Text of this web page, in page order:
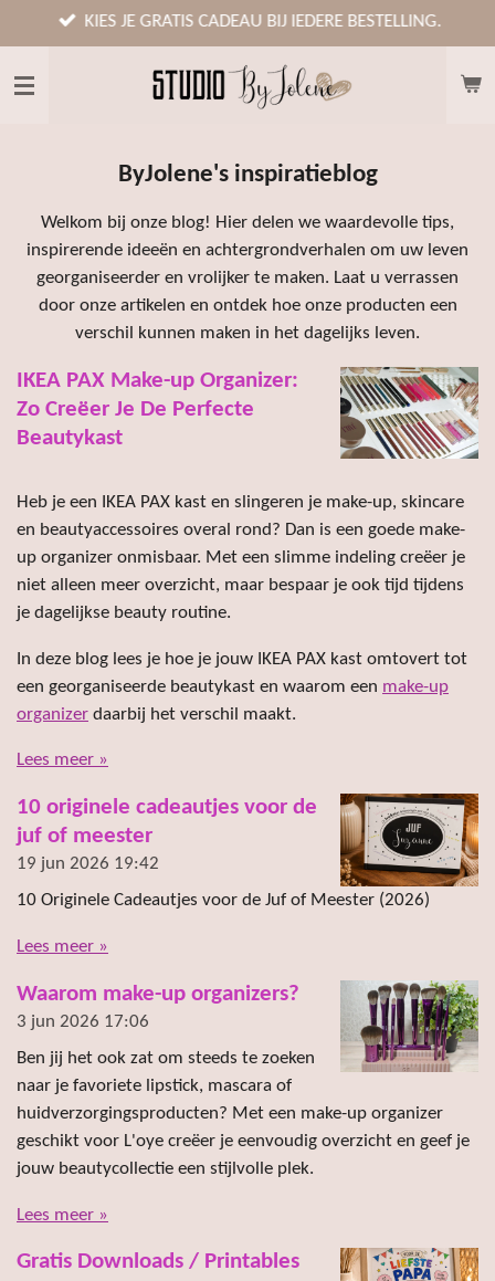
direct
naar
KIES JE GRATIS CADEAU BIJ IEDERE BESTELLING.
ByJolene's inspiratieblog
Welkom bij onze blog! Hier delen we waardevolle tips,
inspirerende ideeën en achtergrondverhalen om uw leven
georganiseerder en vrolijker te maken. Laat u verrassen
door onze artikelen en ontdek hoe onze producten een
verschil kunnen maken in het dagelijks leven.
IKEA PAX Make-up Organizer:
Zo Creëer Je De Perfecte
Beautykast
Heb je een IKEA PAX kast en slingeren je make-up, skincare
en beautyaccessoires overal rond? Dan is een goede make-
up organizer onmisbaar. Met een slimme indeling creëer je
niet alleen meer overzicht, maar bespaar je ook tijd tijdens
je dagelijkse beauty routine.
In deze blog lees je hoe je jouw IKEA PAX kast omtovert tot
een georganiseerde beautykast en waarom een make-up
organizer daarbij het verschil maakt.
Lees meer »
10 originele cadeautjes voor de
juf of meester
19 jun 2026 19:42
10 Originele Cadeautjes voor de Juf of Meester (2026)
Lees meer »
Waarom make-up organizers?
3 jun 2026 17:06
Ben jij het ook zat om steeds te zoeken
naar je favoriete lipstick, mascara of
huidverzorgingsproducten? Met een make-up organizer
geschikt voor L'oye creëer je eenvoudig overzicht en geef je
jouw beautycollectie een stijlvolle plek.
Lees meer »
Gratis Downloads / Printables